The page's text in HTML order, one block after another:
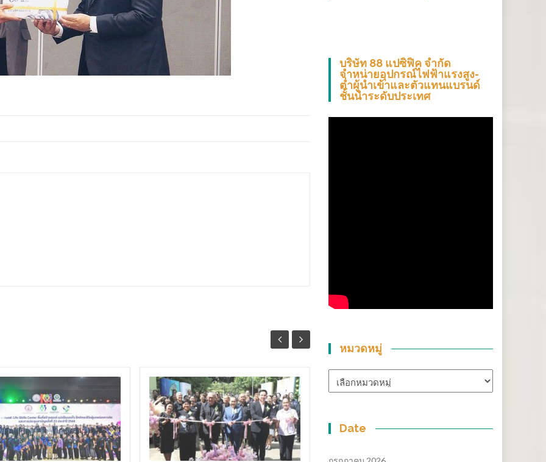
สุราษฎร์ธานี-“ตาปีเกมส์
บาท ส่งต่อเจ้าภาพ “เมือง
บริษัท 88 แปซิฟิค จำกัด
จำหน่ายอุปกรณ์ไฟฟ้าแรงสูง-
ต่ำผู้นำเข้าและตัวแทนแบรนด์
ชั้นนำระดับประเทศ
หมวดหมู่
หมู่
Date